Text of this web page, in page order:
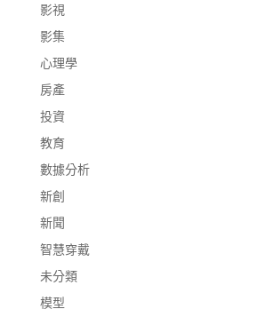
影視
影集
心理學
房產
投資
教育
數據分析
新創
新聞
智慧穿戴
未分類
模型